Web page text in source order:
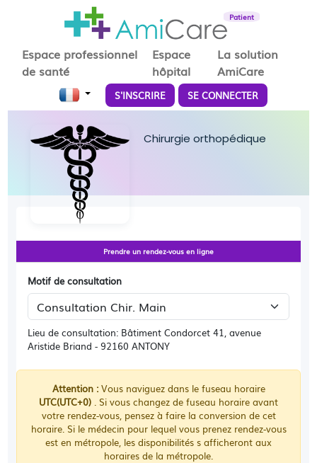
Patient
Espace professionnel
de santé
Espace
hôpital
La solution
AmiCare
S'INSCRIRE SE CONNECTER
Chirurgie orthopédique
Prendre un rendez-vous en ligne
Motif de consultation
Lieu de consultation: Bâtiment Condorcet 41, avenue
Aristide Briand - 92160 ANTONY
Attention :Vous naviguez dans le fuseau horaire
UTC(UTC+0) . Si vous changez de fuseau horaire avant
votre rendez-vous, pensez à faire la conversion de cet
horaire. Si le médecin pour lequel vous prenez rendez-vous
est en métropole, les disponibilités s afficheront aux
horaires de la métropole.